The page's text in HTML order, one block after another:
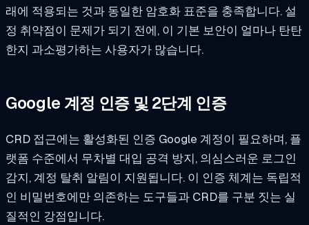
래에 적용되는 것과 동일한 암호화 표준을 충족합니다. 설
정 취약점이 문제가 되기 전에, 이 기본 보안이 얼마나 탄탄
한지 과소평가하는 사용자가 많습니다.
Google 계정 인증 및 2단계 인증
CRD 접근에는 활성화된 인증 Google 계정이 필요하며, 플
랫폼 수준에서 무차별 대입 공격 방지, 의심스러운 로그인
감지, 계정 탈취 알림이 지원됩니다. 이 인증 체계는 독립적
인 비밀번호에만 의존하는 도구들과 CRD를 구분 짓는 실
질적인 강점입니다.